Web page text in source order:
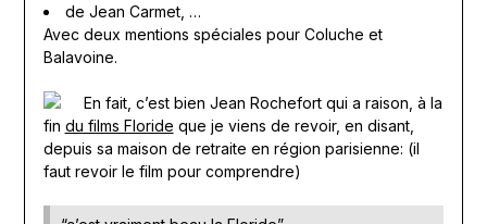
de Jean Carmet, …
Avec deux mentions spéciales pour Coluche et
Balavoine.
En fait, c’est bien Jean Rochefort qui a raison, à la
fin du films Floride que je viens de revoir, en disant,
depuis sa maison de retraite en région parisienne: (il
faut revoir le film pour comprendre)